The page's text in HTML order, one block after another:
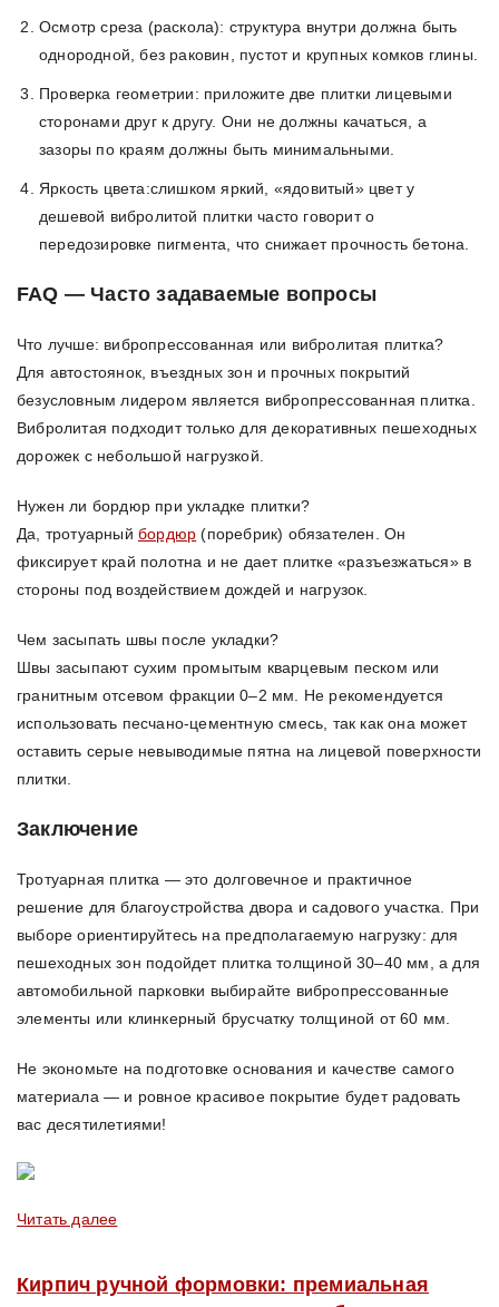
Осмотр среза (раскола): структура внутри должна быть
однородной, без раковин, пустот и крупных комков глины.
Проверка геометрии: приложите две плитки лицевыми
сторонами друг к другу. Они не должны качаться, а
зазоры по краям должны быть минимальными.
Яркость цвета:слишком яркий, «ядовитый» цвет у
дешевой вибролитой плитки часто говорит о
передозировке пигмента, что снижает прочность бетона.
FAQ — Часто задаваемые вопросы
Что лучше: вибропрессованная или вибролитая плитка?
Для автостоянок, въездных зон и прочных покрытий
безусловным лидером является вибропрессованная плитка.
Вибролитая подходит только для декоративных пешеходных
дорожек с небольшой нагрузкой.
Нужен ли бордюр при укладке плитки?
Да, тротуарный бордюр (поребрик) обязателен. Он
фиксирует край полотна и не дает плитке «разъезжаться» в
стороны под воздействием дождей и нагрузок.
Чем засыпать швы после укладки?
Швы засыпают сухим промытым кварцевым песком или
гранитным отсевом фракции 0–2 мм. Не рекомендуется
использовать песчано-цементную смесь, так как она может
оставить серые невыводимые пятна на лицевой поверхности
плитки.
Заключение
Тротуарная плитка — это долговечное и практичное
решение для благоустройства двора и садового участка. При
выборе ориентируйтесь на предполагаемую нагрузку: для
пешеходных зон подойдет плитка толщиной 30–40 мм, а для
автомобильной парковки выбирайте вибропрессованные
элементы или клинкерный брусчатку толщиной от 60 мм.
Не экономьте на подготовке основания и качестве самого
материала — и ровное красивое покрытие будет радовать
вас десятилетиями!
Читать далее
Кирпич ручной формовки: премиальная